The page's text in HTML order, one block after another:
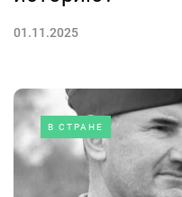
01.11.2025
В СТРАНЕ